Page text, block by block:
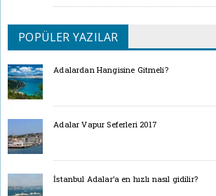
POPÜLER YAZILAR
Adalardan Hangisine Gitmeli?
Adalar Vapur Seferleri 2017
İstanbul Adalar’a en hızlı nasıl gidilir?